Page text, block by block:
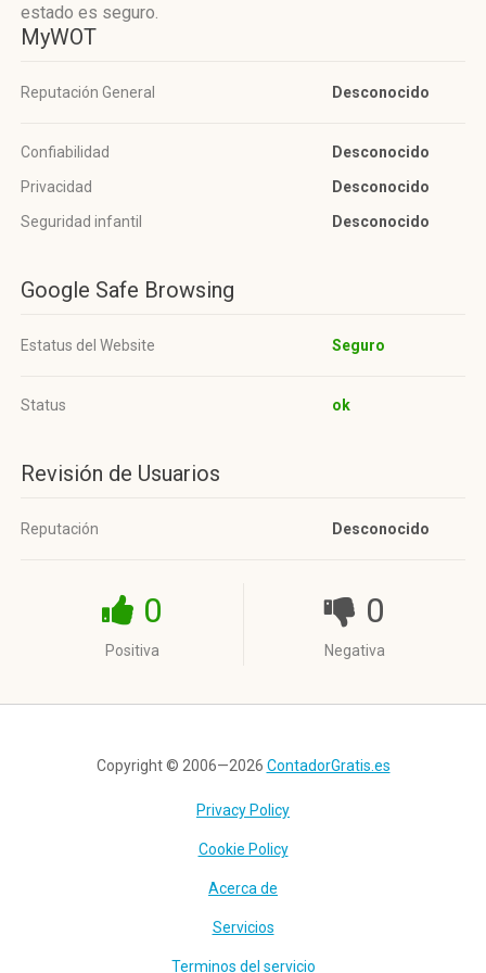
estado es seguro.
MyWOT
Reputación General Desconocido
Confiabilidad
Desconocido
Privacidad
Desconocido
Seguridad infantil
Desconocido
Google Safe Browsing
Estatus del Website Seguro
Status ok
Revisión de Usuarios
Reputación Desconocido
0
Positiva
0
Negativa
Copyright © 2006—2026 ContadorGratis.es
Privacy Policy
Cookie Policy
Acerca de
Servicios
Terminos del servicio